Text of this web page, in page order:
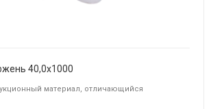
40,0х1000
материал, отличающийся